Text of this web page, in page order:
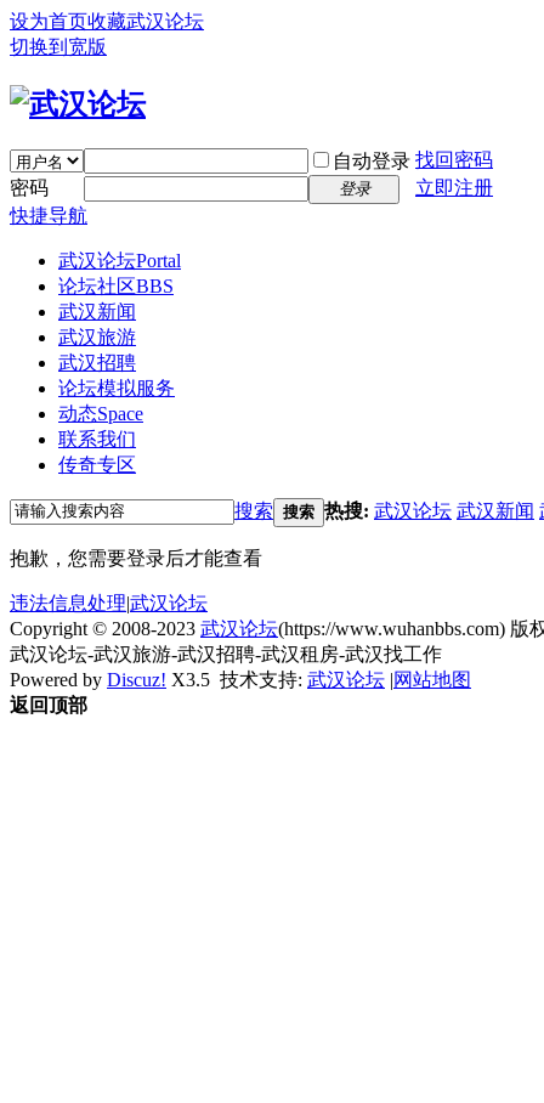
设为首页收藏武汉论坛
切换到宽版
自动登录 找回密码
密码
登录
立即注册
快捷导航
武汉论坛Portal
论坛社区BBS
武汉新闻
武汉旅游
武汉招聘
论坛模拟服务
动态Space
联系我们
传奇专区
搜索 搜索 热搜: 武汉论坛 武汉新闻
抱歉，您需要登录后才能查看
违法信息处理|武汉论坛
Copyright © 2008-2023 武汉论坛(https://www.wuhanbbs.com) 版
武汉论坛-武汉旅游-武汉招聘-武汉租房-武汉找工作
Powered by Discuz! X3.5 技术支持: 武汉论坛 |网站地图
返回顶部